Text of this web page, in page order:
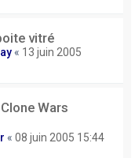
vitré
« 13 juin 2005
Wars
« 08 juin 2005 15:44